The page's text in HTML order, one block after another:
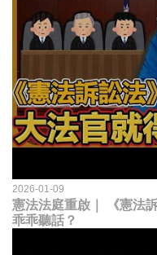
2026-01-09
憲法法庭重啟｜ 《憲法
乖乖聽話？